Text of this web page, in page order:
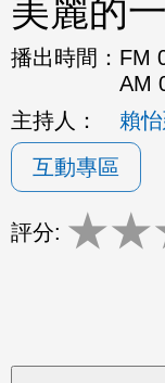
美麗的
播出時間： FM
AM
主持人：
賴
互動專區
評分: ★★